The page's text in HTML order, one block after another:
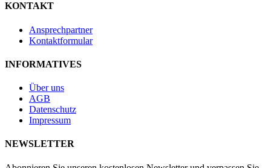
KONTAKT
Ansprechpartner
Kontaktformular
INFORMATIVES
Über uns
AGB
Datenschutz
Impressum
NEWSLETTER